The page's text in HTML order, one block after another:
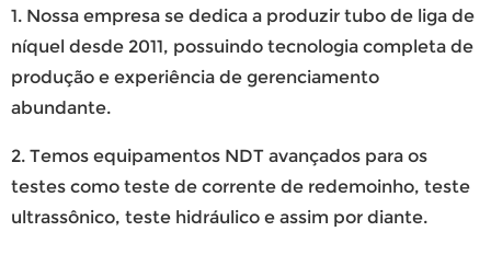
1. Nossa empresa se dedica a produzir tubo de liga de
níquel desde 2011, possuindo tecnologia completa de
produção e experiência de gerenciamento
abundante.
2. Temos equipamentos NDT avançados para os
testes como teste de corrente de redemoinho, teste
ultrassônico, teste hidráulico e assim por diante.